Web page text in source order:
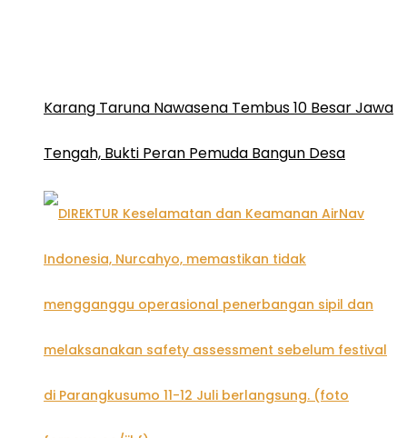
Karang Taruna Nawasena Tembus 10 Besar Jawa
Tengah, Bukti Peran Pemuda Bangun Desa